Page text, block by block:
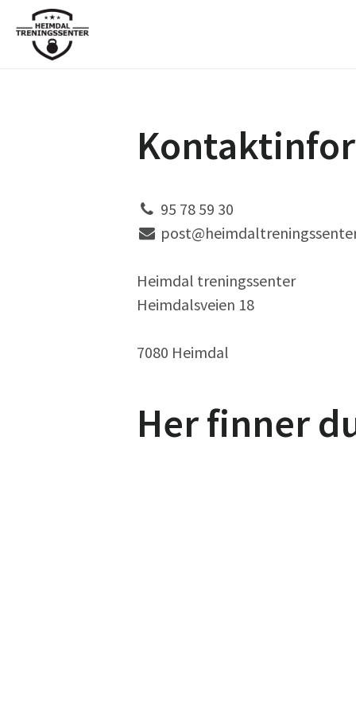
95 78 59 30
Heimdal treningssenter
Heimdalsveien 18
7080 Heimdal
Her finner